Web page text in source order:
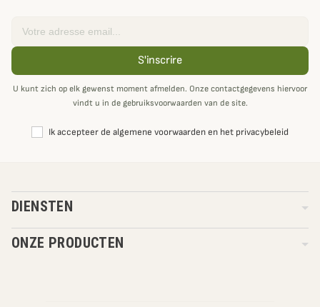
S'inscrire
U kunt zich op elk gewenst moment afmelden. Onze contactgegevens hiervoor
vindt u in de gebruiksvoorwaarden van de site.
Ik accepteer de algemene voorwaarden en het privacybeleid
DIENSTEN
ONZE PRODUCTEN